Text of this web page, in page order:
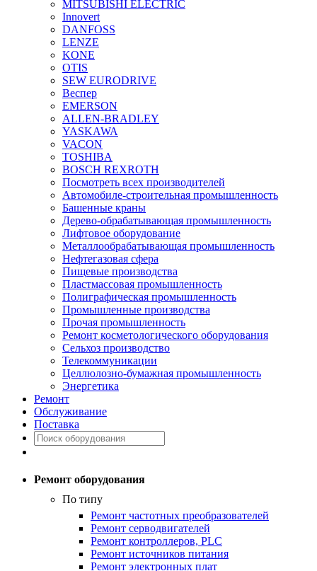
MITSUBISHI ELECTRIC
Innovert
DANFOSS
LENZE
KONE
OTIS
SEW EURODRIVE
Веспер
EMERSON
ALLEN-BRADLEY
YASKAWA
VACON
TOSHIBA
BOSCH REXROTH
Посмотреть всех производителей
Автомобиле-строительная промышленность
Башенные краны
Дерево-обрабатывающая промышленность
Лифтовое оборудование
Металлообрабатывающая промышленность
Нефтегазовая сфера
Пищевые производства
Пластмассовая промышленность
Полиграфическая промышленность
Промышленные производства
Прочая промышленность
Ремонт косметологического оборудования
Сельхоз производство
Телекоммуникации
Целлюлозно-бумажная промышленность
Энергетика
Ремонт
Обслуживание
Поставка
Ремонт оборудования
По типу
Ремонт частотных преобразователей
Ремонт серводвигателей
Ремонт контроллеров, PLC
Ремонт источников питания
Ремонт электронных плат